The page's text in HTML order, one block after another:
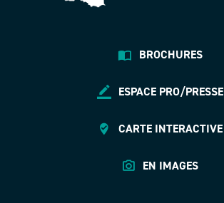
BROCHURES
ESPACE PRO/PRESSE
CARTE INTERACTIVE
EN IMAGES